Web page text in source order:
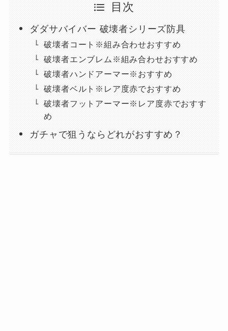
目次
ダダサバイバー 破壊者シリーズ防具
破壊者コート※組み合わせおすすめ
破壊者エンブレム※組み合わせおすすめ
破壊者ハンドアーマー※おすすめ
破壊者ベルト※レア度赤でおすすめ
破壊者フットアーマー※レア度赤でおすす
め
ガチャで狙うならどれがおすすめ？